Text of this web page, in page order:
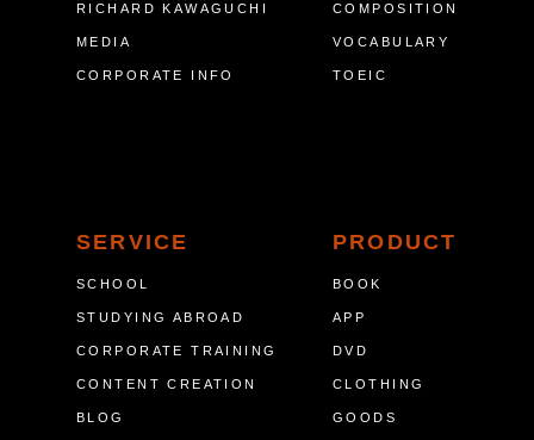
RICHARD KAWAGUCHI
MEDIA
CORPORATE INFO
COMPOSITION
VOCABULARY
TOEIC
SERVICE
SCHOOL
STUDYING ABROAD
CORPORATE TRAINING
CONTENT CREATION
BLOG
PRODUCT
BOOK
APP
DVD
CLOTHING
GOODS